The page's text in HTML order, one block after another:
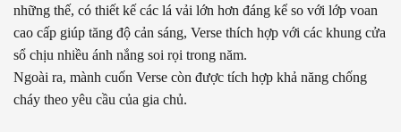
những thế, có thiết kế các lá vải lớn hơn đáng kể so với lớp voan
cao cấp giúp tăng độ cản sáng, Verse thích hợp với các khung cửa
sổ chịu nhiều ánh nắng soi rọi trong năm.
Ngoài ra, mành cuốn Verse còn được tích hợp khả năng chống
cháy theo yêu cầu của gia chủ.